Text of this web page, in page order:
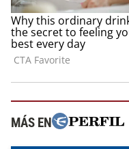
MÁS EN